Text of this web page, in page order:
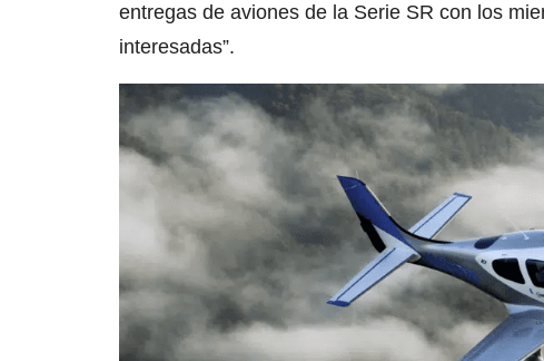
entregas de aviones de la Serie SR con los
interesadas”.